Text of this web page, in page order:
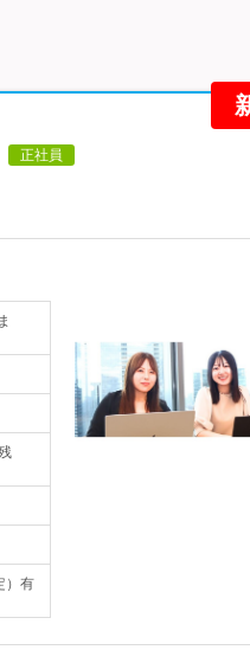
正社員
）有